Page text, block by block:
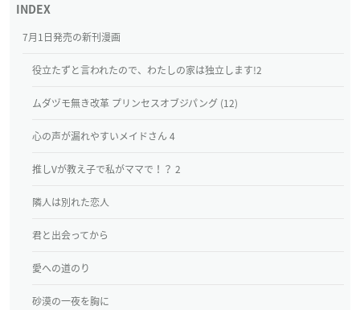
7月1日発売の新刊漫画
役立たずと言われたので、わたしの家は独立します!2
ムダヅモ無き改革 プリンセスオブジパング (12)
心の声が漏れやすいメイドさん 4
推しVが教え子で私がママで！？ 2
隣人は別れた恋人
君と出会ってから
愛への道のり
砂漠の一夜を胸に